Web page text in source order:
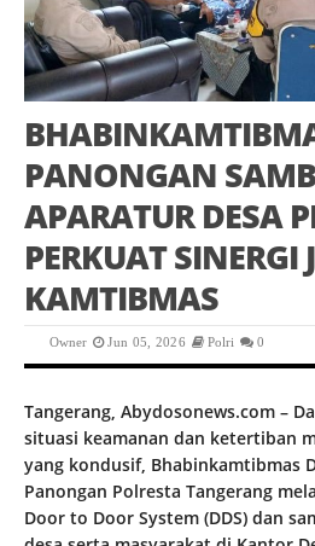
PANONGAN
APARATUR DESA
PERKUAT SINERGI
KAMTIBMAS
Owner Jun 05, 2026 Polri 0
Tangerang, Abydosonews.com –
situasi keamanan dan ketertiban
yang kondusif, Bhabinkamtibmas
Panongan Polresta Tangerang
Door to Door System (DDS) dan